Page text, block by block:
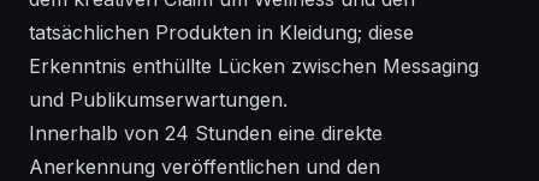
tatsächlichen Produkten in Kleidung; diese
Erkenntnis enthüllte Lücken zwischen Messaging
und Publikumserwartungen.
Innerhalb von 24 Stunden eine direkte
Anerkennung veröffentlichen und den